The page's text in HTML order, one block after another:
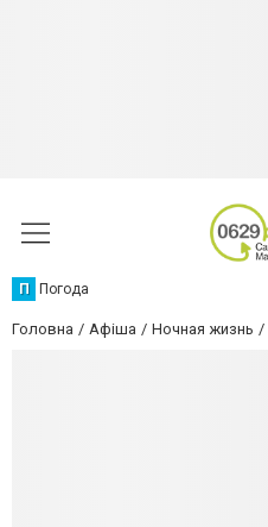
П Погода
Головна Афіша Ночная жизнь